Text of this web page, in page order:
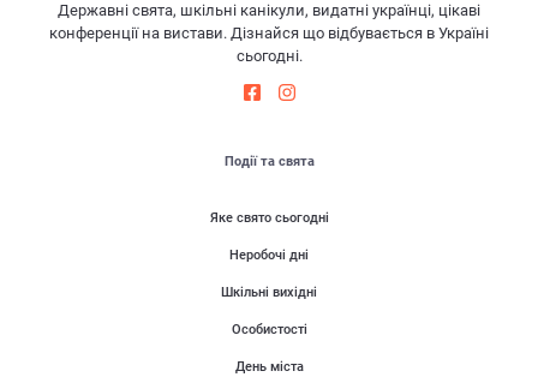
Державні свята, шкільні канікули, видатні українці, цікаві
конференції на вистави. Дізнайся що відбувається в Україні
сьогодні.
Події та свята
Яке свято сьогодні
Неробочі дні
Шкільні вихідні
Особистості
День міста